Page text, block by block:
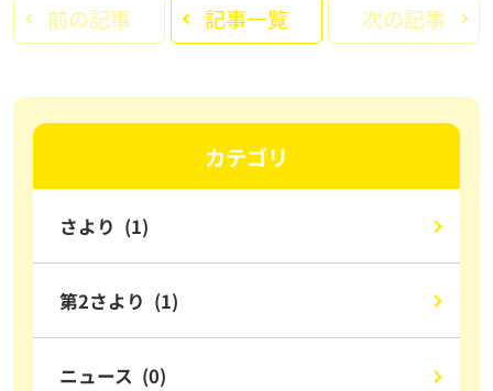
前の記事 記事一覧 次の記事
カテゴリ
さより (1)
第2さより (1)
ニュース (0)